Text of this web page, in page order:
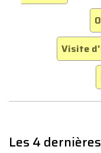
Visite
Les 4